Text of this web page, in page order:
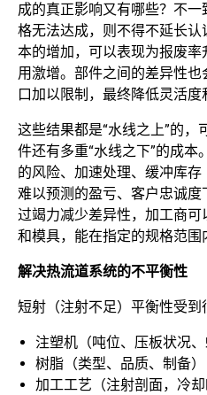
成的真正影响又有哪些？不
格无法达成，则不得不延长
本的增加，可以表现为报废
用激增。部件之间的差异性
口加以限制，最终降低灵活度
这些结果都是“水线之上”的，
件还有多重“水线之下”的成本
的风险、加速处理、缓冲库存
难以预测的盈亏、客户忠诚
过竭力减少差异性，加工商
和模具，能在指定的规格范围
解决热流道系统的不平衡性
短射（注射不足）平衡性受到
注塑机（吨位、压板状况、
树脂（类型、品质、制备）
加工工艺（注射剖面，冷却